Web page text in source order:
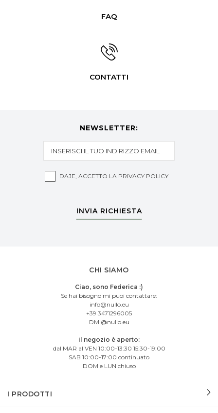
FAQ
CONTATTI
NEWSLETTER:
DAJE, ACCETTO LA PRIVACY POLICY
INVIA RICHIESTA
CHI SIAMO
Ciao, sono Federica :)
Se hai bisogno mi puoi contattare:
info@nullo.eu
+39 3471296005
DM @nullo.eu
il negozio è aperto:
dal MAR al VEN 10:00-13:30 15:30-19:00
SAB 10:00-17:00 continuato
DOM e LUN chiuso
I PRODOTTI